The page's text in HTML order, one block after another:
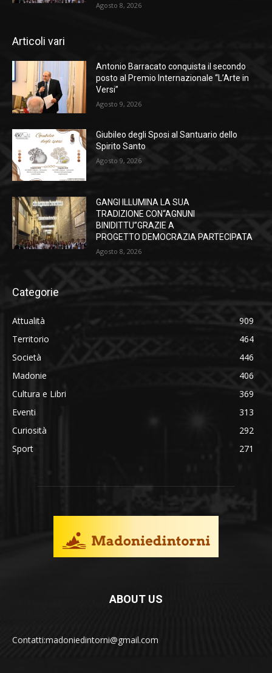
Agosto 8, 2026
Articoli vari
Antonio Barracato conquista il secondo
posto al Premio Internazionale “L’Arte in
Versi”
Agosto 9, 2026
Giubileo degli Sposi al Santuario dello
Spirito Santo
Agosto 9, 2026
GANGI ILLUMINA LA SUA
TRADIZIONE CON“AGNUNI
BINIDITTU”GRAZIE A
PROGETTO DEMOCRAZIA PARTECIPATA
Agosto 8, 2026
Categorie
Attualità
909
Territorio
464
Società
446
Madonie
406
Cultura e Libri
369
Eventi
313
Curiosità
292
Sport
271
ABOUT US
Contatti:madoniedintorni@gmail.com